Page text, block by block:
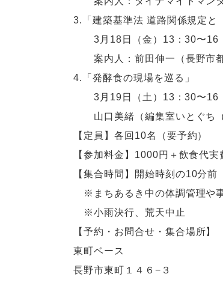
3.「建築基準法 道路関係規定と
3月18日（金）13：30〜16
案内人：前田伸一（長野市都
4.「発酵食の現場を巡る」
3月19日（土）13：30〜16
山口美緒（編集室いとぐち（
【定員】各回10名（要予約）
【参加料金】1000円＋飲食代実
【集合時間】開始時刻の10分前
※まちあるき中の体調管理や
※小雨決行、荒天中止
【予約・お問合せ・集合場所】
東町ベース
長野市東町１４６−３